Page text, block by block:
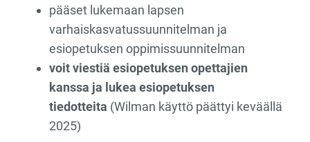
pääset lukemaan lapsen
varhaiskasvatussuunnitelman ja
esiopetuksen oppimissuunnitelman
voit viestiä esiopetuksen opettajien
kanssa ja lukea esiopetuksen
tiedotteita (Wilman käyttö päättyi keväällä
2025)